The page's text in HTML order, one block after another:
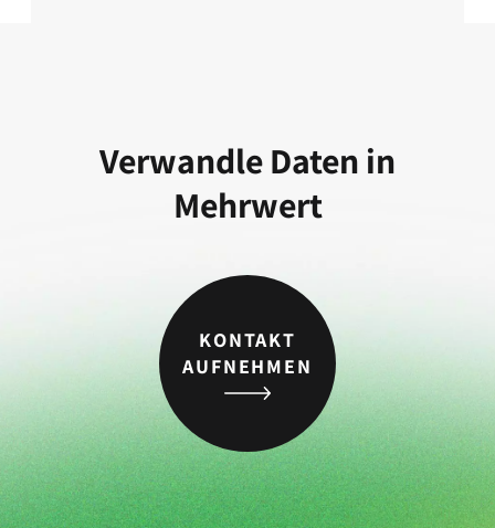
Verwandle Daten in
Mehrwert
KONTAKT
AUFNEHMEN